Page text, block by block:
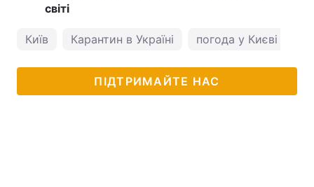
світі
Київ Карантин в Україні погода у Києві
ПІДТРИМАЙТЕ НАС